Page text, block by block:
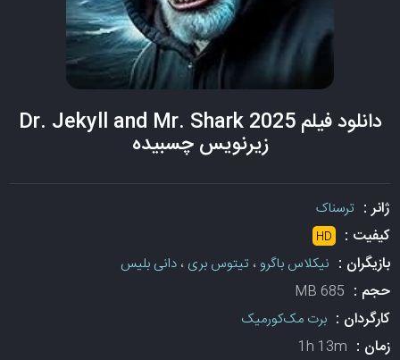
دانلود فیلم Dr. Jekyll and Mr. Shark 2025
زیرنویس چسبیده
ژانر : ترسناک
کیفیت : HD
بازیگران : نیکلاس باگرو ، تیتوس بری ،دانی بلیس
حجم : 685 MB
کارگردان :برت مک‌کورمیک
زمان : 1h 13m